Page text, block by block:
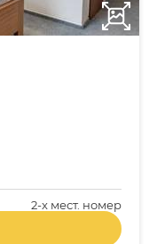
2-x мест. номер